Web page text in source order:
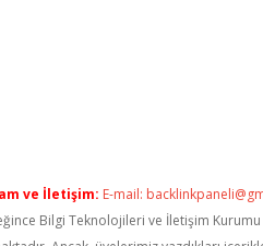
ve İletişim: E-mail:
Bilgi Teknolojileri ve İletişim